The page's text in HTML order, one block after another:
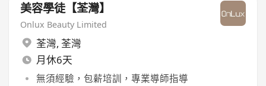
美容學徒【荃灣】
Onlux Beauty Limited
荃灣, 荃灣
月休6天
無須經驗，包薪培訓，專業導師指導